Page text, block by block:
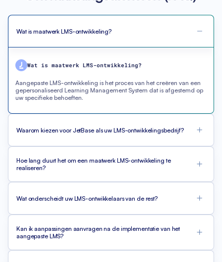
Wat is maatwerk LMS-ontwikkeling?
Wat is maatwerk LMS-ontwikkeling?
Aangepaste LMS-ontwikkeling is het proces van het creëren van een
gepersonaliseerd Learning Management System dat is afgestemd op
uw specifieke behoeften.
Waarom kiezen voor JetBase als uw LMS-ontwikkelingsbedrijf?
Hoe lang duurt het om een maatwerk LMS-ontwikkeling te
realiseren?
Wat onderscheidt uw LMS-ontwikkelaars van de rest?
Kan ik aanpassingen aanvragen na de implementatie van het
aangepaste LMS?